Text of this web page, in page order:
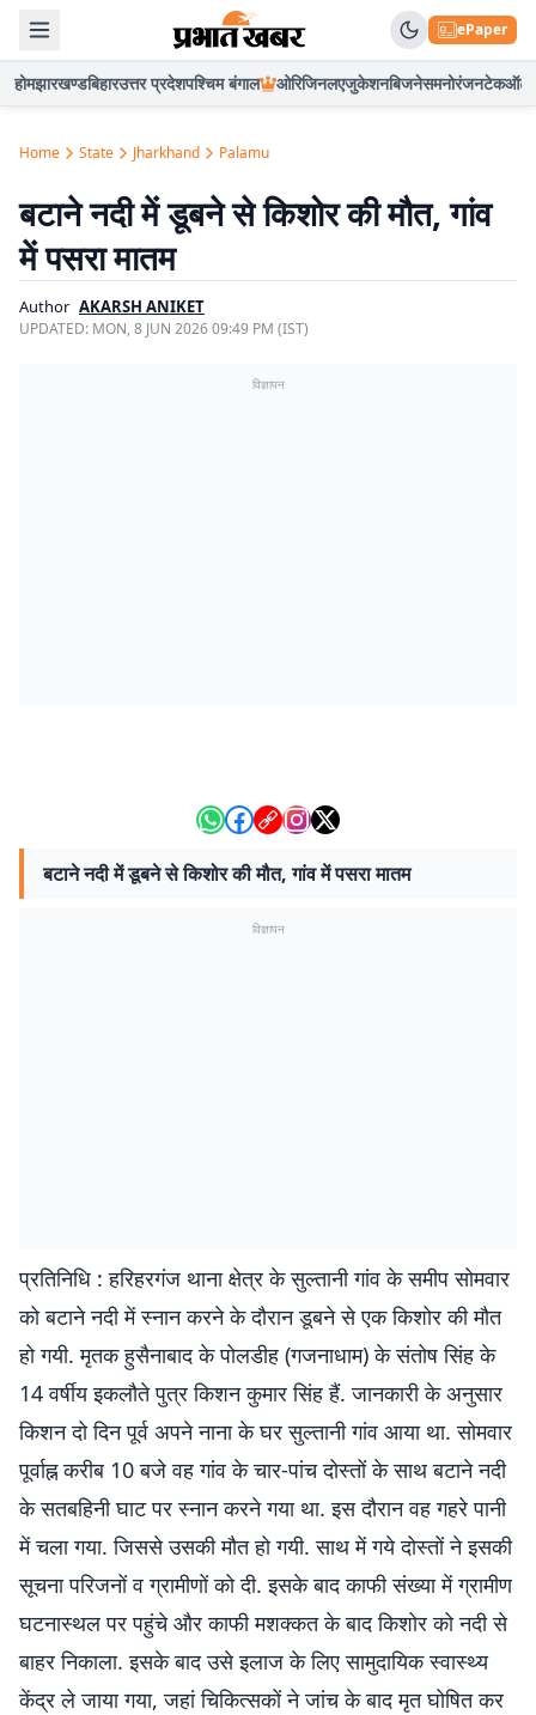
ePaper
होमझारखण्डबिहारउत्तर प्रदेशपश्चिम बंगाल ओरिजिनलएजुकेशनबिजनेसमनोरंजनटेकऑटो
Home State Jharkhand Palamu
बटाने नदी में डूबने से किशोर की मौत, गांव
में पसरा मातम
Author AKARSH ANIKET
UPDATED: MON, 8 JUN 2026 09:49 PM (IST)
विज्ञापन
बटाने नदी में डूबने से किशोर की मौत, गांव में पसरा मातम
विज्ञापन
प्रतिनिधि : हरिहरगंज थाना क्षेत्र के सुल्तानी गांव के समीप सोमवार
को बटाने नदी में स्नान करने के दौरान डूबने से एक किशोर की मौत
हो गयी. मृतक हुसैनाबाद के पोलडीह (गजनाधाम) के संतोष सिंह के
14 वर्षीय इकलौते पुत्र किशन कुमार सिंह हैं. जानकारी के अनुसार
किशन दो दिन पूर्व अपने नाना के घर सुल्तानी गांव आया था. सोमवार
पूर्वाह्न करीब 10 बजे वह गांव के चार-पांच दोस्तों के साथ बटाने नदी
के सतबहिनी घाट पर स्नान करने गया था. इस दौरान वह गहरे पानी
में चला गया. जिससे उसकी मौत हो गयी. साथ में गये दोस्तों ने इसकी
सूचना परिजनों व ग्रामीणों को दी. इसके बाद काफी संख्या में ग्रामीण
घटनास्थल पर पहुंचे और काफी मशक्कत के बाद किशोर को नदी से
बाहर निकाला. इसके बाद उसे इलाज के लिए सामुदायिक स्वास्थ्य
केंद्र ले जाया गया, जहां चिकित्सकों ने जांच के बाद मृत घोषित कर